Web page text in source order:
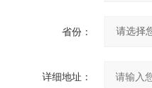
省份：
详细地址：